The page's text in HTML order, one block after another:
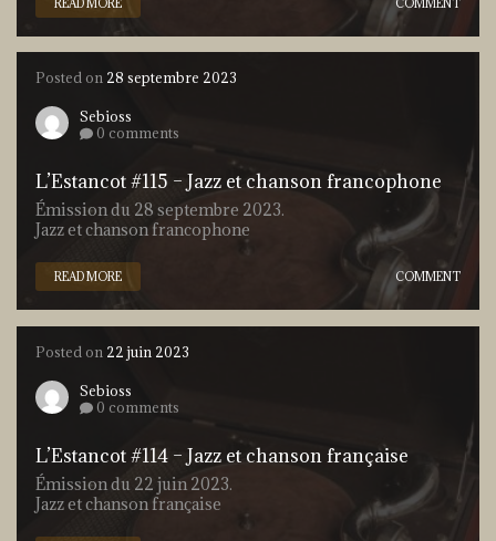
READ MORE COMMENT
Posted on 28 septembre 2023
Sebioss
0 comments
L’Estancot #115 – Jazz et chanson francophone
Émission du 28 septembre 2023.
Jazz et chanson francophone
READ MORE COMMENT
Posted on 22 juin 2023
Sebioss
0 comments
L’Estancot #114 – Jazz et chanson française
Émission du 22 juin 2023.
Jazz et chanson française